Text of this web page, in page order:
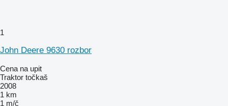
1
John Deere 9630 rozbor
Cena na upit
Traktor točkaš
2008
1 km
1 m/č